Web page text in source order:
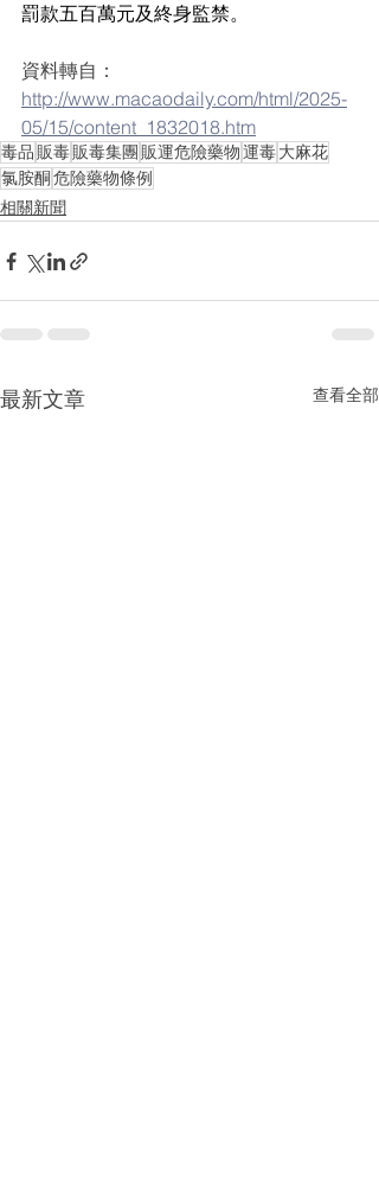
罰款五百萬元及終身監禁。
資料轉自：
http://www.macaodaily.com/html/2025-
05/15/content_1832018.htm
毒品販毒販毒集團販運危險藥物運毒大麻花
氯胺酮危險藥物條例
相關新聞
最新文章 查看全部